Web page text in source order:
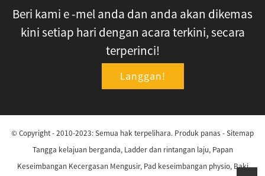
Beri kami e -mel anda dan anda akan dikemas
kini setiap hari dengan acara terkini, secara
terperinci!
Langgan!
© Copyright - 2010-2023: Semua hak terpelihara. Produk panas -Sitemap
Tangga kelajuan berganda, Ladder dan rintangan laju, Papan
Keseimbangan Kecergasan Mengusir, Pad keseimbangan physio, Baki